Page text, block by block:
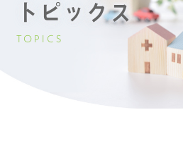
トピックス
TOPICS